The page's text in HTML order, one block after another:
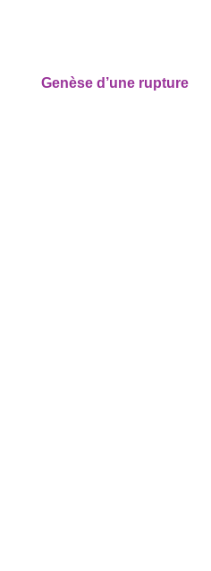
Genèse d’une rupture